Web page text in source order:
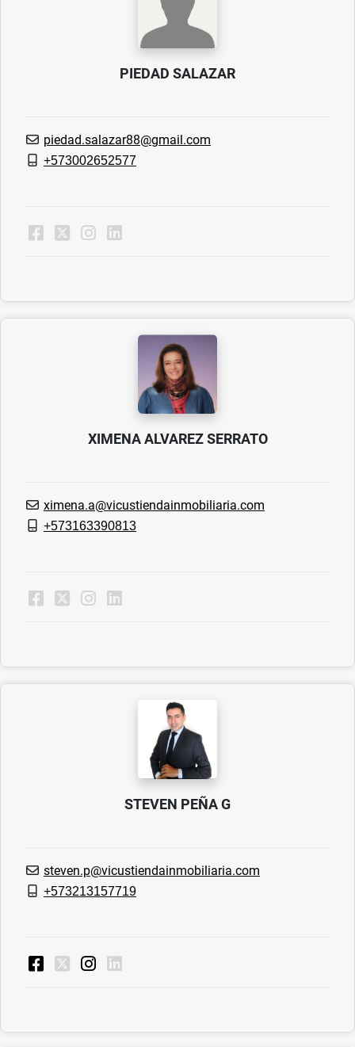
PIEDAD SALAZAR
piedad.salazar88@gmail.com
+573002652577
XIMENA ALVAREZ SERRATO
ximena.a@vicustiendainmobiliaria.com
+573163390813
STEVEN PEÑA G
steven.p@vicustiendainmobiliaria.com
+573213157719